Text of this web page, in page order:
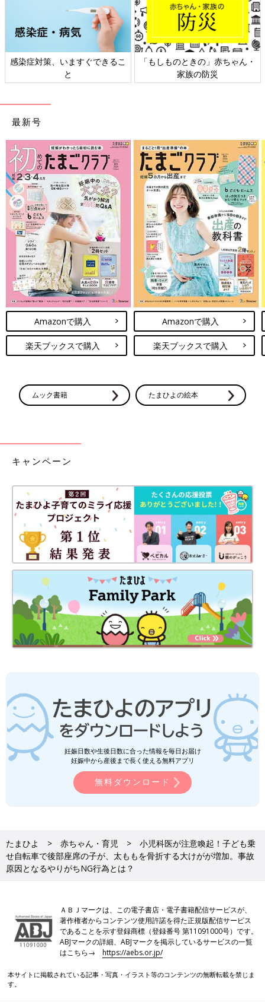
感染症対策、いますぐできるこ
と
「もしものときの」赤ちゃん・
家族の防災
最新号
Amazonで購入
楽天ブックスで購入
Amazonで購入
楽天ブックスで購入
ムック書籍 たまひよの絵本
キャンペーン
妊娠日数や生後日数に合った情報を毎日お届け
妊娠中から産後まで長く使える無料アプリ
無料ダウンロード
たまひよ 赤ちゃん・育児
小児科医が注意喚起！子ども乗
せ自転車で後部座席の子が、太ももを骨折する大けがが増加。事故
原因となるやりがちNG行為とは？
ＡＢＪマークは、この電子書店・電子書籍配信サービスが、
著作権者からコンテンツ使用許諾を得た正規版配信サービス
であることを示す登録商標（登録番号 第11091000号）です。
ABJマークの詳細、ABJマークを掲示しているサービスの一覧
はこちら→https://aebs.or.jp/
本サイトに掲載されている記事・写真・イラスト等のコンテンツの無断転載を禁じま
す。